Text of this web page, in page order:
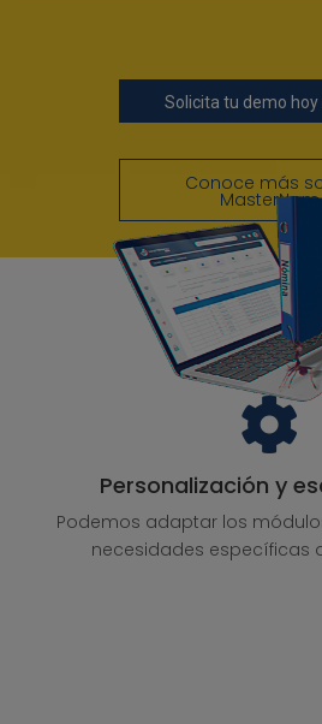
Solicita tu demo
Conoce más
MasterNom
Personalización y
Podemos adaptar los
necesidades específicas